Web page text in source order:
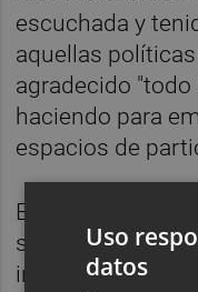
escuchada y
aquellas
agradecido
haciendo para
espacios de
En este sentido,
se van a
intercambio de
Uso
datos